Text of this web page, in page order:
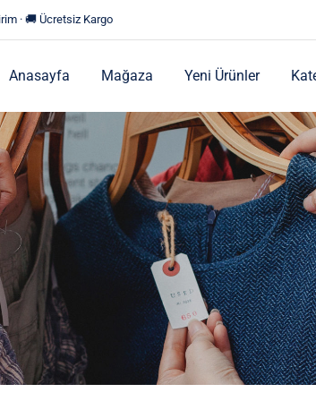
· 🚚 Ücretsiz Kargo
Anasayfa Mağaza Yeni Ürünler